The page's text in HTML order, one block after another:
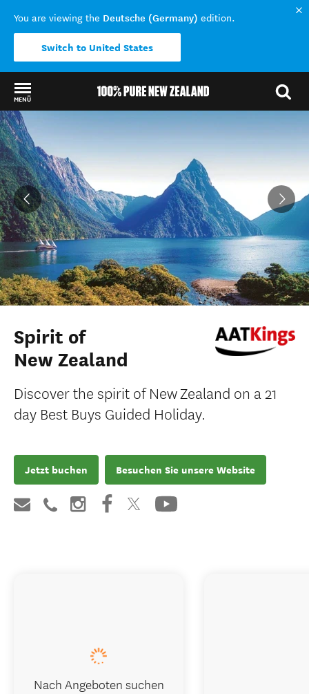
You are viewing the Deutsche (Germany) edition.
Switch to United States
MENÜ
Back to my results
Spirit of
New Zealand
Discover the spirit of New Zealand on a 21
day Best Buys Guided Holiday.
Jetzt buchen Besuchen Sie unsere Website
Nach Angeboten suchen